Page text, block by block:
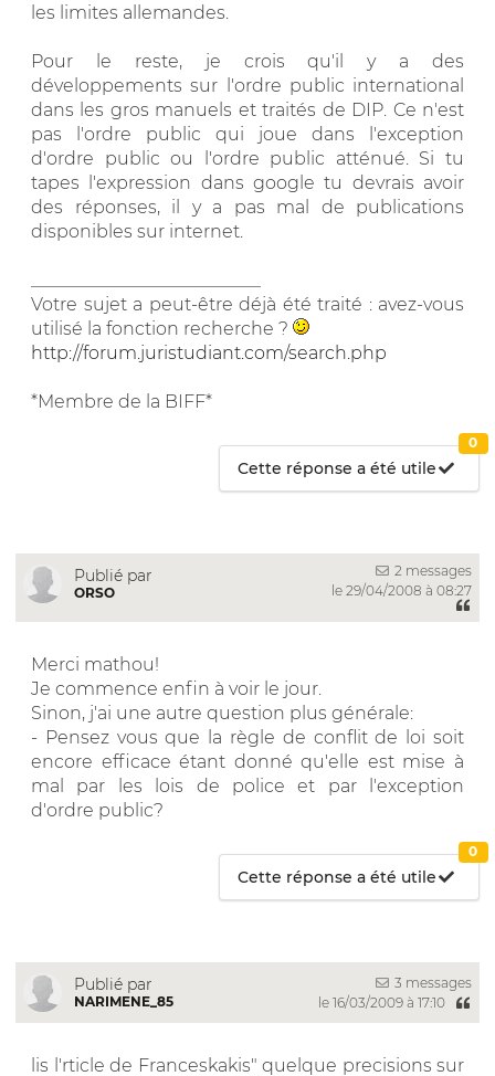
les limites allemandes.
Pour le reste, je crois qu'il y a des
développements sur l'ordre public international
dans les gros manuels et traités de DIP. Ce n'est
pas l'ordre public qui joue dans l'exception
d'ordre public ou l'ordre public atténué. Si tu
tapes l'expression dans google tu devrais avoir
des réponses, il y a pas mal de publications
disponibles sur internet.
Votre sujet a peut-être déjà été traité : avez-vous
utilisé la fonction recherche ?
http://forum.juristudiant.com/search.php
*Membre de la BIFF*
Cette réponse a été utile
0
Publié par
ORSO
2 messages
le 29/04/2008 à 08:27
Merci mathou!
Je commence enfin à voir le jour.
Sinon, j'ai une autre question plus générale:
- Pensez vous que la règle de conflit de loi soit
encore efficace étant donné qu'elle est mise à
mal par les lois de police et par l'exception
d'ordre public?
Cette réponse a été utile
0
Publié par
NARIMENE_85
3 messages
le 16/03/2009 à 17:10
lis l'rticle de Franceskakis" quelque precisions sur